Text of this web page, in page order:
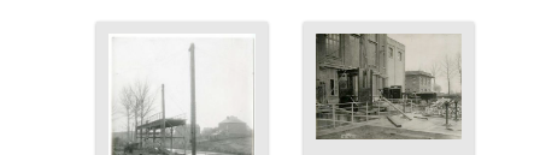
station de
manutention en cours
d'élévation.[…]"